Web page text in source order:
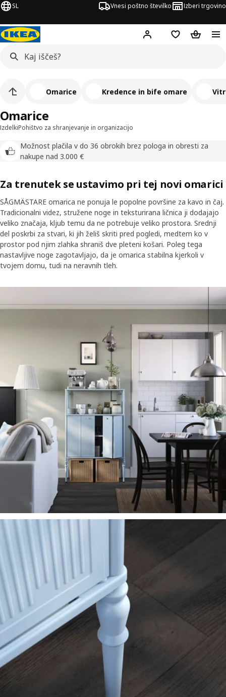
SL Vnesi poštno številko Izberi trgovino
Hej! Prijava ali
Seznam želja
IzdelkiPohištvo za shranjevanje in organizacijo
Možnost plačila v do 36 obrokih brez pologa in obresti za
nakupe nad 3.000 €
Omarice
Omarice Kredence in bife omare
Za trenutek se ustavimo pri tej novi omarici
SÅGMÄSTARE omarica ne ponuja le popolne površine za kavo in čaj.
Tradicionalni videz, stružene noge in teksturirana ličnica ji dodajajo
veliko značaja, kljub temu da ne potrebuje veliko prostora. Srednji
del poskrbi za stvari, ki jih želiš skriti pred pogledi, medtem ko v
prostor pod njim zlahka shraniš dve pleteni košari. Poleg tega
nastavljive noge zagotavljajo, da je omarica stabilna kjerkoli v
tvojem domu, tudi na neravnih tleh.